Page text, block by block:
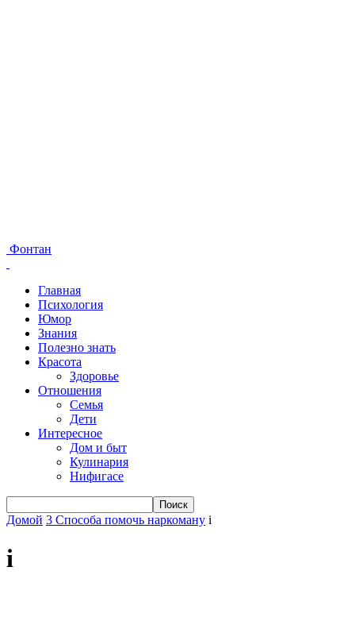
Фонтан
Главная
Психология
Юмор
Знания
Полезно знать
Красота
Здоровье
Отношения
Семья
Дети
Интересное
Дом и быт
Кулинария
Нифигасе
Домой 3 Способа помочь наркоману i
i